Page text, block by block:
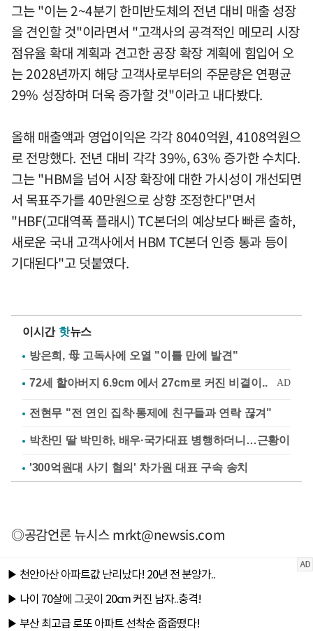
그는 "이는 2~4분기 한미반도체의 전년 대비 매출 성장
을 견인할 것"이라면서 "고객사의 공격적인 메모리 시장
점유율 확대 계획과 견고한 공장 확장 계획에 힘입어 오
는 2028년까지 해당 고객사로부터의 주문량은 연평균
29% 성장하며 더욱 증가할 것"이라고 내다봤다.
올해 매출액과 영업이익은 각각 8040억원, 4108억원으
로 전망했다. 전년 대비 각각 39%, 63% 증가한 수치다.
그는 "HBM을 넘어 시장 확장에 대한 가시성이 개선되면
서 목표주가를 40만원으로 상향 조정한다"면서
"HBF(고대역폭 플래시) TC본더의 예상보다 빠른 출하,
새로운 국내 고객사에서 HBM TC본더 인증 통과 등이
기대된다"고 덧붙였다.
이시간 핫뉴스
방은희, 母 고독사에 오열 "이틀 만에 발견"
전현무 "전 연인 집착·통제에 친구들과 연락 끊겨"
박찬민 딸 박민하, 배우·국가대표 병행하더니…근황이
'300억원대 사기 혐의' 차가원 대표 구속 송치
◎공감언론 뉴시스mrkt@newsis.com